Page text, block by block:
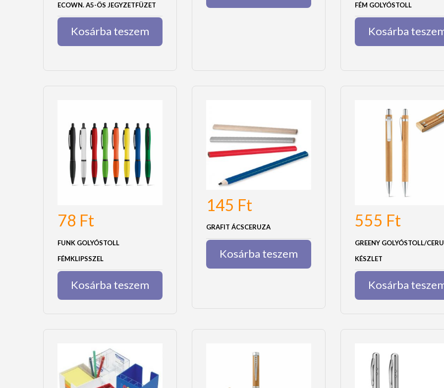
ECOWN. A5-ÖS JEGYZETFÜZET
Kosárba teszem
FÉM GOLYÓSTOLL
Kosárba
78 Ft
FUNK GOLYÓSTOLL
FÉMKLIPSSZEL
Kosárba teszem
145 Ft
GRAFIT ÁCSCERUZA
Kosárba teszem
555 Ft
GREENY GOLYÓSTOLL/
KÉSZLET
Kosárba